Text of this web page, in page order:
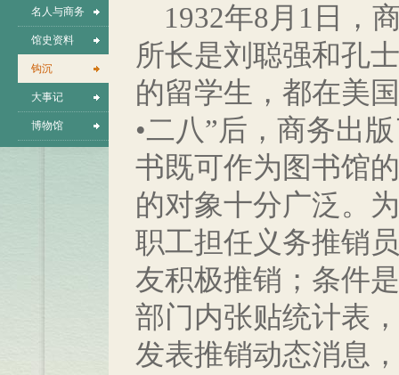
名人与商务
馆史资料
钩沉
大事记
博物馆
1932年8月1日，
所长是刘聪强和孔
的留学生，都在美
•二八”后，商务出
书既可作为图书馆
的对象十分广泛。
职工担任义务推销
友积极推销；条件
部门内张贴统计表
发表推销动态消息